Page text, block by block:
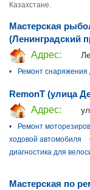
Казахстане.
Мастерская
(Ленинградский
Адрес:
•
Ремонт снаряжения
RemonT (улица
Адрес:
•
Ремонт
ходовой автомобиля
диагностика для
Мастерская по